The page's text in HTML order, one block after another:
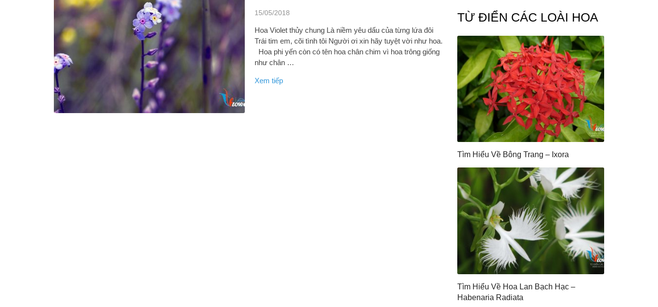
15/05/2018
Hoa Violet thủy chung Là niềm yêu dấu của từng lứa đôi
Trái tim em, cõi tình tôi Người ơi xin hãy tuyệt vời như hoa.
Hoa phi yến còn có tên hoa chân chim vì hoa trông giống
như chân …
Xem tiếp
TỪ ĐIỂN CÁC LOÀI HOA
Tìm Hiểu Về Bông Trang – Ixora
Tìm Hiểu Về Hoa Lan Bạch Hạc –
Habenaria Radiata